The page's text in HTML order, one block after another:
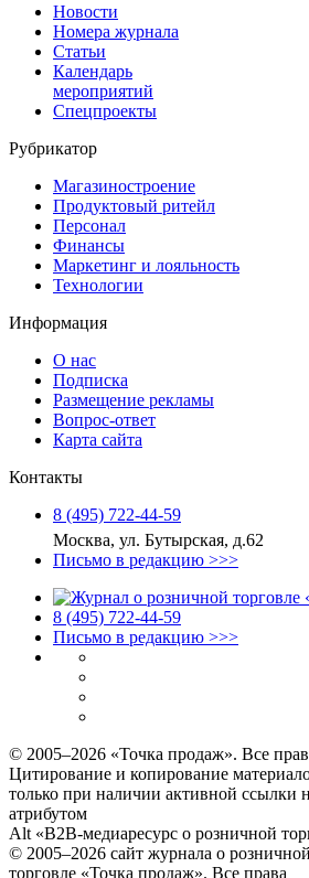
Новости
Номера журнала
Статьи
Календарь
мероприятий
Спецпроекты
Рубрикатор
Магазиностроение
Продуктовый ритейл
Персонал
Финансы
Маркетинг и лояльность
Технологии
Информация
О нас
Подписка
Размещение рекламы
Вопрос-ответ
Карта сайта
Контакты
8 (495) 722‑44‑59
Москва, ул. Бутырская, д.62
Письмо в редакцию >>>
8 (495) 722‑44‑59
Письмо в редакцию >>>
© 2005–2026 «Точка продаж». Все
Цитирование и копирование
только при наличии активной ссылки
атрибутом
Alt «B2B-медиаресурс о розничной
© 2005–2026 сайт журнала о розничной
торговле «Точка продаж». Все права